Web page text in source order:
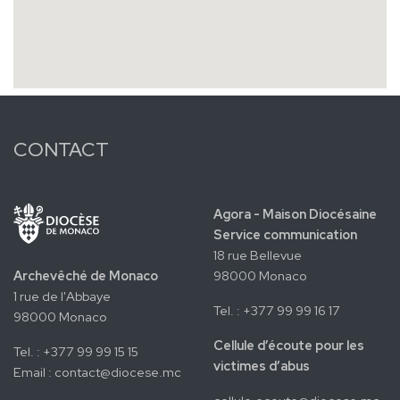
CONTACT
Archevêché de Monaco
1 rue de l'Abbaye
98000 Monaco
Tel. : +377 99 99 15 15
Email : contact@diocese.mc
Agora - Maison Diocésaine
Service communication
18 rue Bellevue
98000 Monaco
Tel. : +377 99 99 16 17
Cellule d’écoute pour les
victimes d’abus